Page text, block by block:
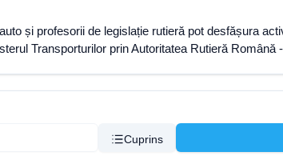
și profesorii de legislație rutieră pot desfășura
Transporturilor prin Autoritatea Rutieră
Cuprins